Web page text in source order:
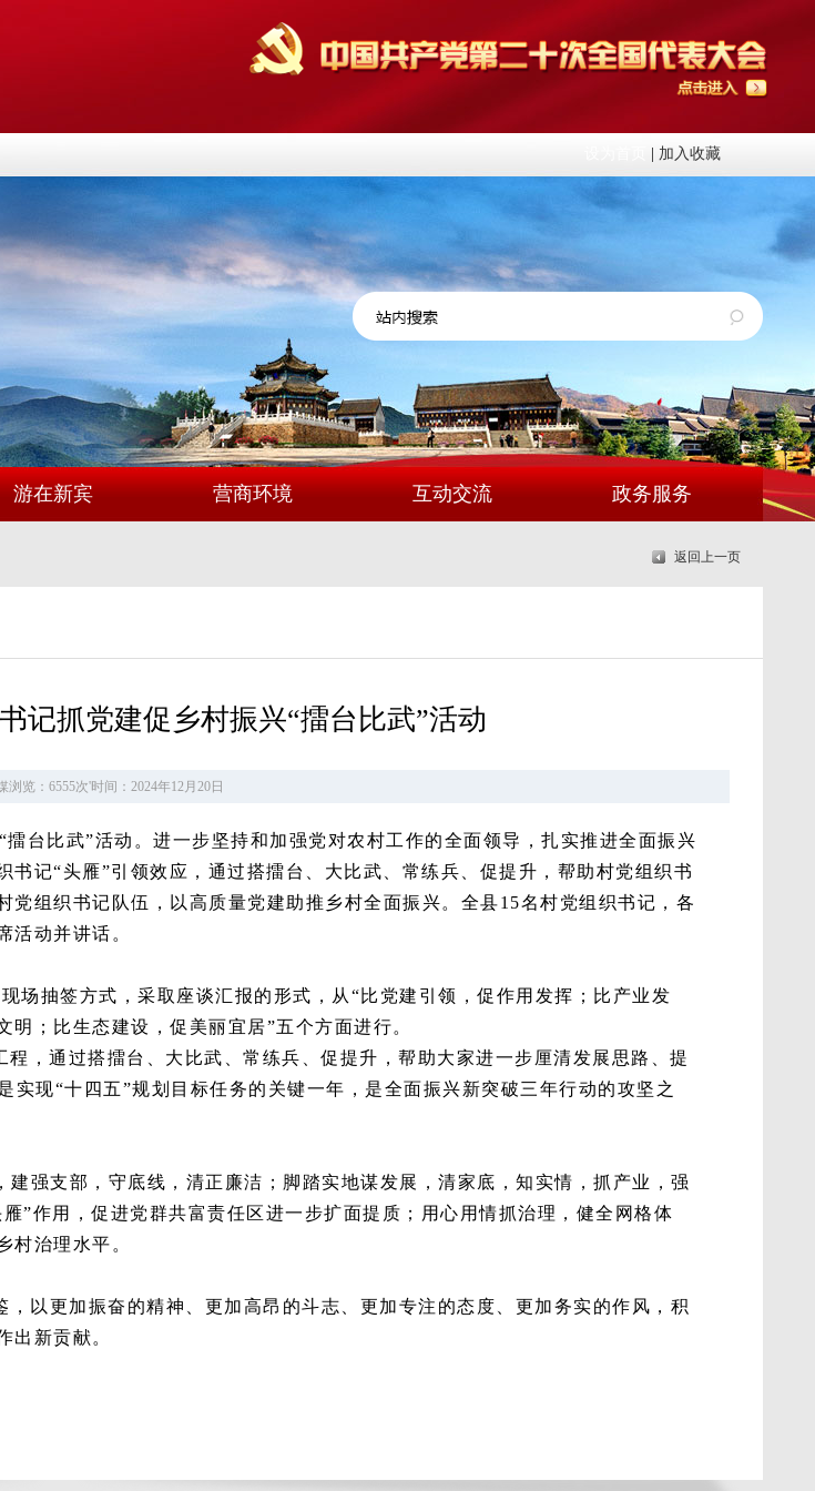
加入收藏
游在新宾 营商环境 互动交流 政务服务
返回上一页
记抓党建促乡村振兴“擂台比武”活动
浏览：6555次'时间：2024年12月20日
台比武”活动。进一步坚持和加强党对农村工作的全面领导，扎实推进全面振兴
记“头雁”引领效应，通过搭擂台、大比武、常练兵、促提升，帮助村党组织书
组织书记队伍，以高质量党建助推乡村全面振兴。全县15名村党组织书记，各
活动并讲话。
场抽签方式，采取座谈汇报的形式，从“比党建引领，促作用发挥；比产业发
；比生态建设，促美丽宜居”五个方面进行。
，通过搭擂台、大比武、常练兵、促提升，帮助大家进一步厘清发展思路、提
现“十四五”规划目标任务的关键一年，是全面振兴新突破三年行动的攻坚之
强支部，守底线，清正廉洁；脚踏实地谋发展，清家底，知实情，抓产业，强
”作用，促进党群共富责任区进一步扩面提质；用心用情抓治理，健全网格体
村治理水平。
以更加振奋的精神、更加高昂的斗志、更加专注的态度、更加务实的作风，积
出新贡献。